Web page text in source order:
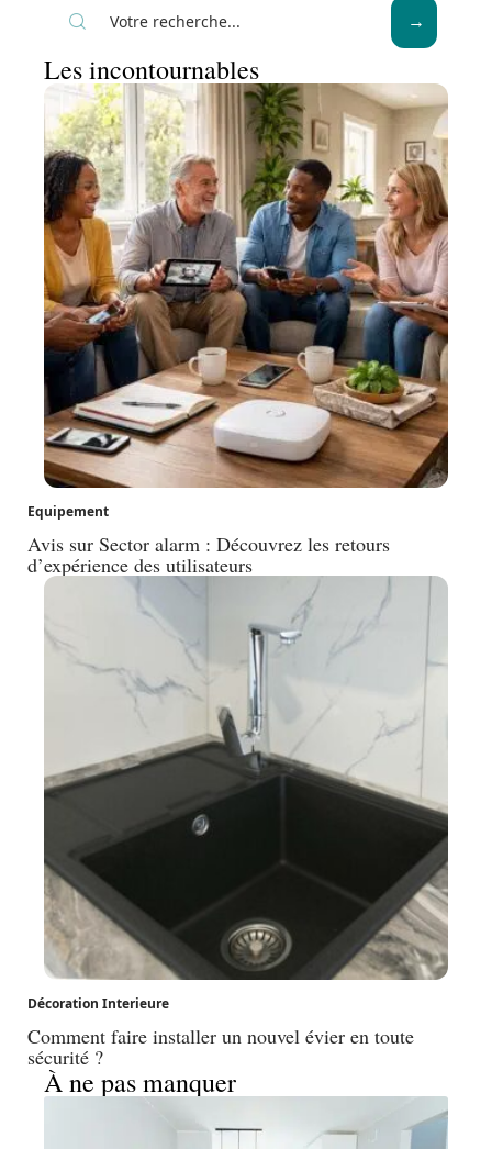
Les incontournables
Equipement
Avis sur Sector alarm : Découvrez les retours
d’expérience des utilisateurs
Décoration Interieure
Comment faire installer un nouvel évier en toute
sécurité ?
À ne pas manquer